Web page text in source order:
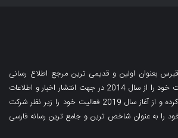
قبرس بعنوان اولین و قدیمی ترین مرجع اطلاع رسانی
فارسی زبان در قبرس فعالیت خود را از سال 2014 در جهت انتشار اخبار و اطلاعات
در حوزه های مختلف آغاز کرده و از آغاز سال 2019 فعالیت خود را زیر نظر شرکت
را به عنوان شاخص ترین و جامع ترین رسانه فارسی